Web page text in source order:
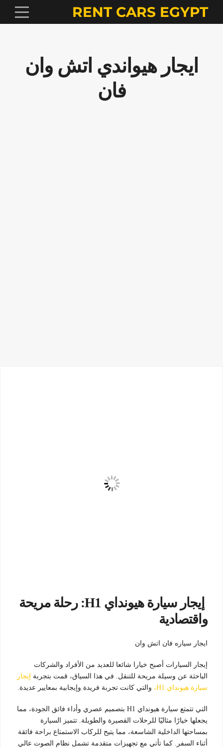
RENT CARS EGYPT
ايجار هيواندي اتش وان
فان
إيجار سيارة هيونداي H1: رحلة مريحة
واقتصادية
ايجار سياره فان اتش وان
إيجار السيارات أصبح خيارا شائعا للعديد من الأفراد والشركات
الباحثة عن وسيلة مريحة للتنقل. في هذا السياق، قمت بتجربة
إيجار
سيارة هيونداي H1،
والتي كانت تجربة فريدة وإيجابية بمعايير عديدة.
التي تتمتع سيارة هيونداي H1 بتصميم عصري وأداء فائق الجودة، مما
يجعلها خيارًا مثاليًا للرحلات القصيرة والطويلة. تتميز السيارة
بمساحتها الداخلية الشاسعة، مما يتيح للركاب الاستمتاع براحة فائقة
أثناء السفر. كما تأتي مع تجهيزات متقدمة تشمل نظام الصوت عالي